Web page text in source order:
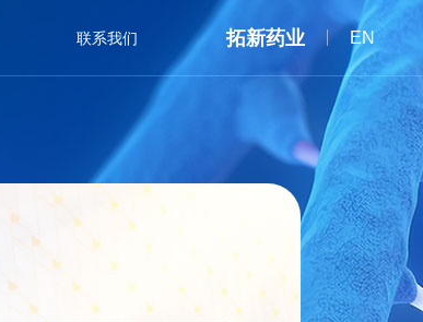
联系我们 拓新药业 EN